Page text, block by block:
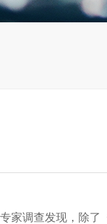
家调查发现，除了